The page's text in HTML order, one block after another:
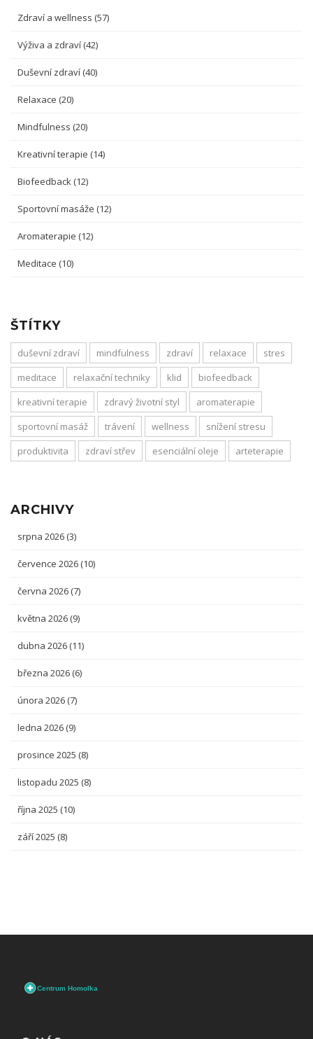
Zdraví a wellness (57)
Výživa a zdraví (42)
Duševní zdraví (40)
Relaxace (20)
Mindfulness (20)
Kreativní terapie (14)
Biofeedback (12)
Sportovní masáže (12)
Aromaterapie (12)
Meditace (10)
ŠTÍTKY
duševní zdraví mindfulness zdraví relaxace
stres
meditace
relaxační techniky klid
biofeedback
kreativní terapie
zdravý životní styl
aromaterapie
sportovní masáž
trávení wellness
snížení stresu
produktivita
zdraví střev esenciální oleje arteterapie
ARCHIVY
srpna 2026 (3)
července 2026 (10)
června 2026 (7)
května 2026 (9)
dubna 2026 (11)
března 2026 (6)
února 2026 (7)
ledna 2026 (9)
prosince 2025 (8)
listopadu 2025 (8)
října 2025 (10)
září 2025 (8)